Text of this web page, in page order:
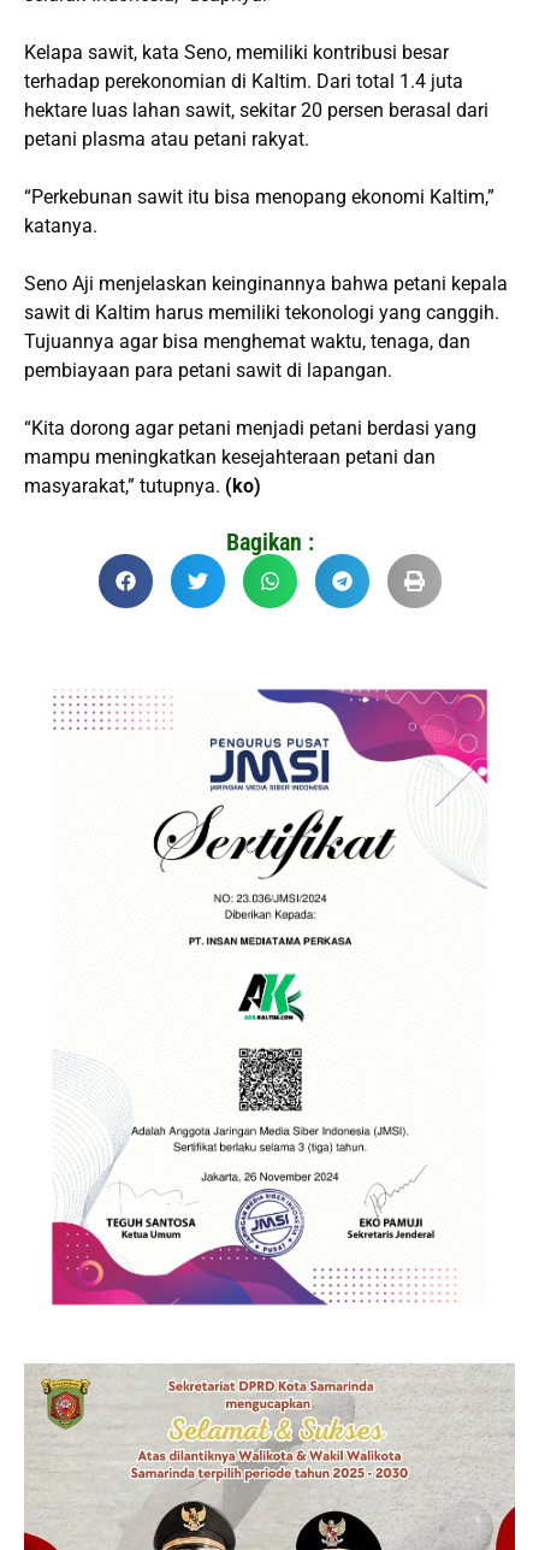
Kelapa sawit, kata Seno, memiliki kontribusi besar
terhadap perekonomian di Kaltim. Dari total 1.4 juta
hektare luas lahan sawit, sekitar 20 persen berasal dari
petani plasma atau petani rakyat.
“Perkebunan sawit itu bisa menopang ekonomi Kaltim,”
katanya.
Seno Aji menjelaskan keinginannya bahwa petani kepala
sawit di Kaltim harus memiliki tekonologi yang canggih.
Tujuannya agar bisa menghemat waktu, tenaga, dan
pembiayaan para petani sawit di lapangan.
“Kita dorong agar petani menjadi petani berdasi yang
mampu meningkatkan kesejahteraan petani dan
masyarakat,” tutupnya. (ko)
Bagikan :